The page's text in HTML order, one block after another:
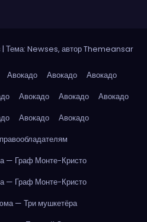
| Тема: Newses, авторThemeansar
Авокадо Авокадо
Авокадо
Авокадо Авокадо
Авокадо
Авокадо
Авокадо
— Граф Монте-Кристо
— Граф Монте-Кристо
— Три мушкетёра